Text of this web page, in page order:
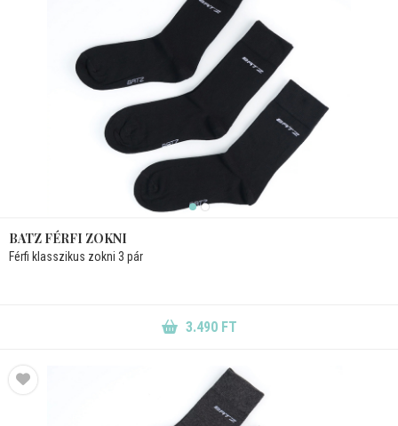
BATZ FÉRFI ZOKNI
Férfi klasszikus zokni 3 pár
3.490 FT